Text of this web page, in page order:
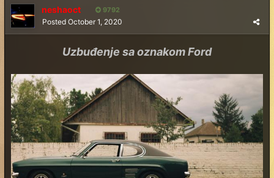
neshaoct 9792
Posted October 1, 2020
Uzbuđenje sa oznakom Ford